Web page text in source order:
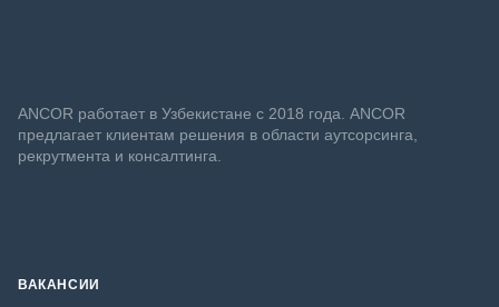
ANСOR работает в Узбекистане с 2018 года. ANCOR
предлагает клиентам решения в области аутсорсинга,
рекрутмента и консалтинга.
ВАКАНСИИ